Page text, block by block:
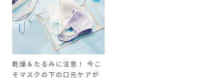
乾燥＆たるみに注意！ 今こ
そマスクの下の口元ケアが